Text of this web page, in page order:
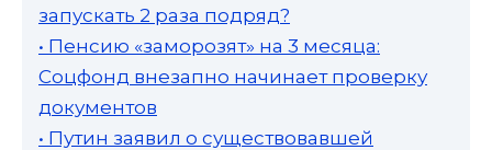
запускать 2 раза подряд?
• Пенсию «заморозят» на 3 месяца:
Соцфонд внезапно начинает проверку
документов
• Путин заявил о существовавшей